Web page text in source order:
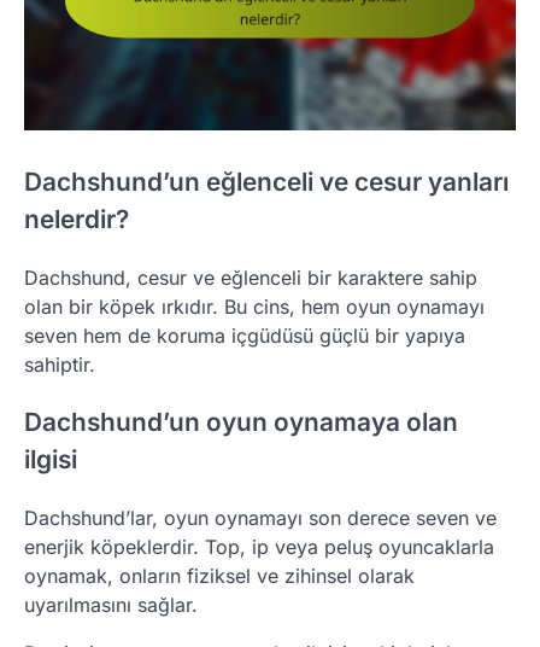
Dachshund’un eğlenceli ve cesur yanları
nelerdir?
Dachshund, cesur ve eğlenceli bir karaktere sahip
olan bir köpek ırkıdır. Bu cins, hem oyun oynamayı
seven hem de koruma içgüdüsü güçlü bir yapıya
sahiptir.
Dachshund’un oyun oynamaya olan
ilgisi
Dachshund’lar, oyun oynamayı son derece seven ve
enerjik köpeklerdir. Top, ip veya peluş oyuncaklarla
oynamak, onların fiziksel ve zihinsel olarak
uyarılmasını sağlar.